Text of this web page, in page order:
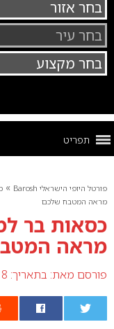
תפריט
פורטל היופי הישראלי Barosh »
מראה המטבח שלכם
כסאות בר
מראה
פורסם מאת: בתאריך: 8 יוני 2023